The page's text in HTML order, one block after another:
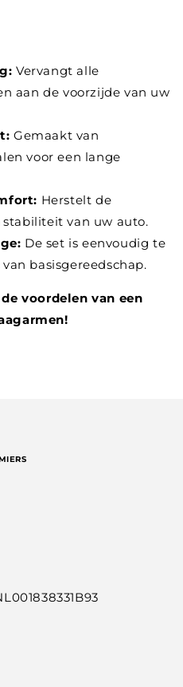
Vervangt alle
aan de voorzijde van uw
Gemaakt van
voor een lange
Herstelt de
van uw auto.
De set is eenvoudig te
basisgereedschap.
voordelen van een